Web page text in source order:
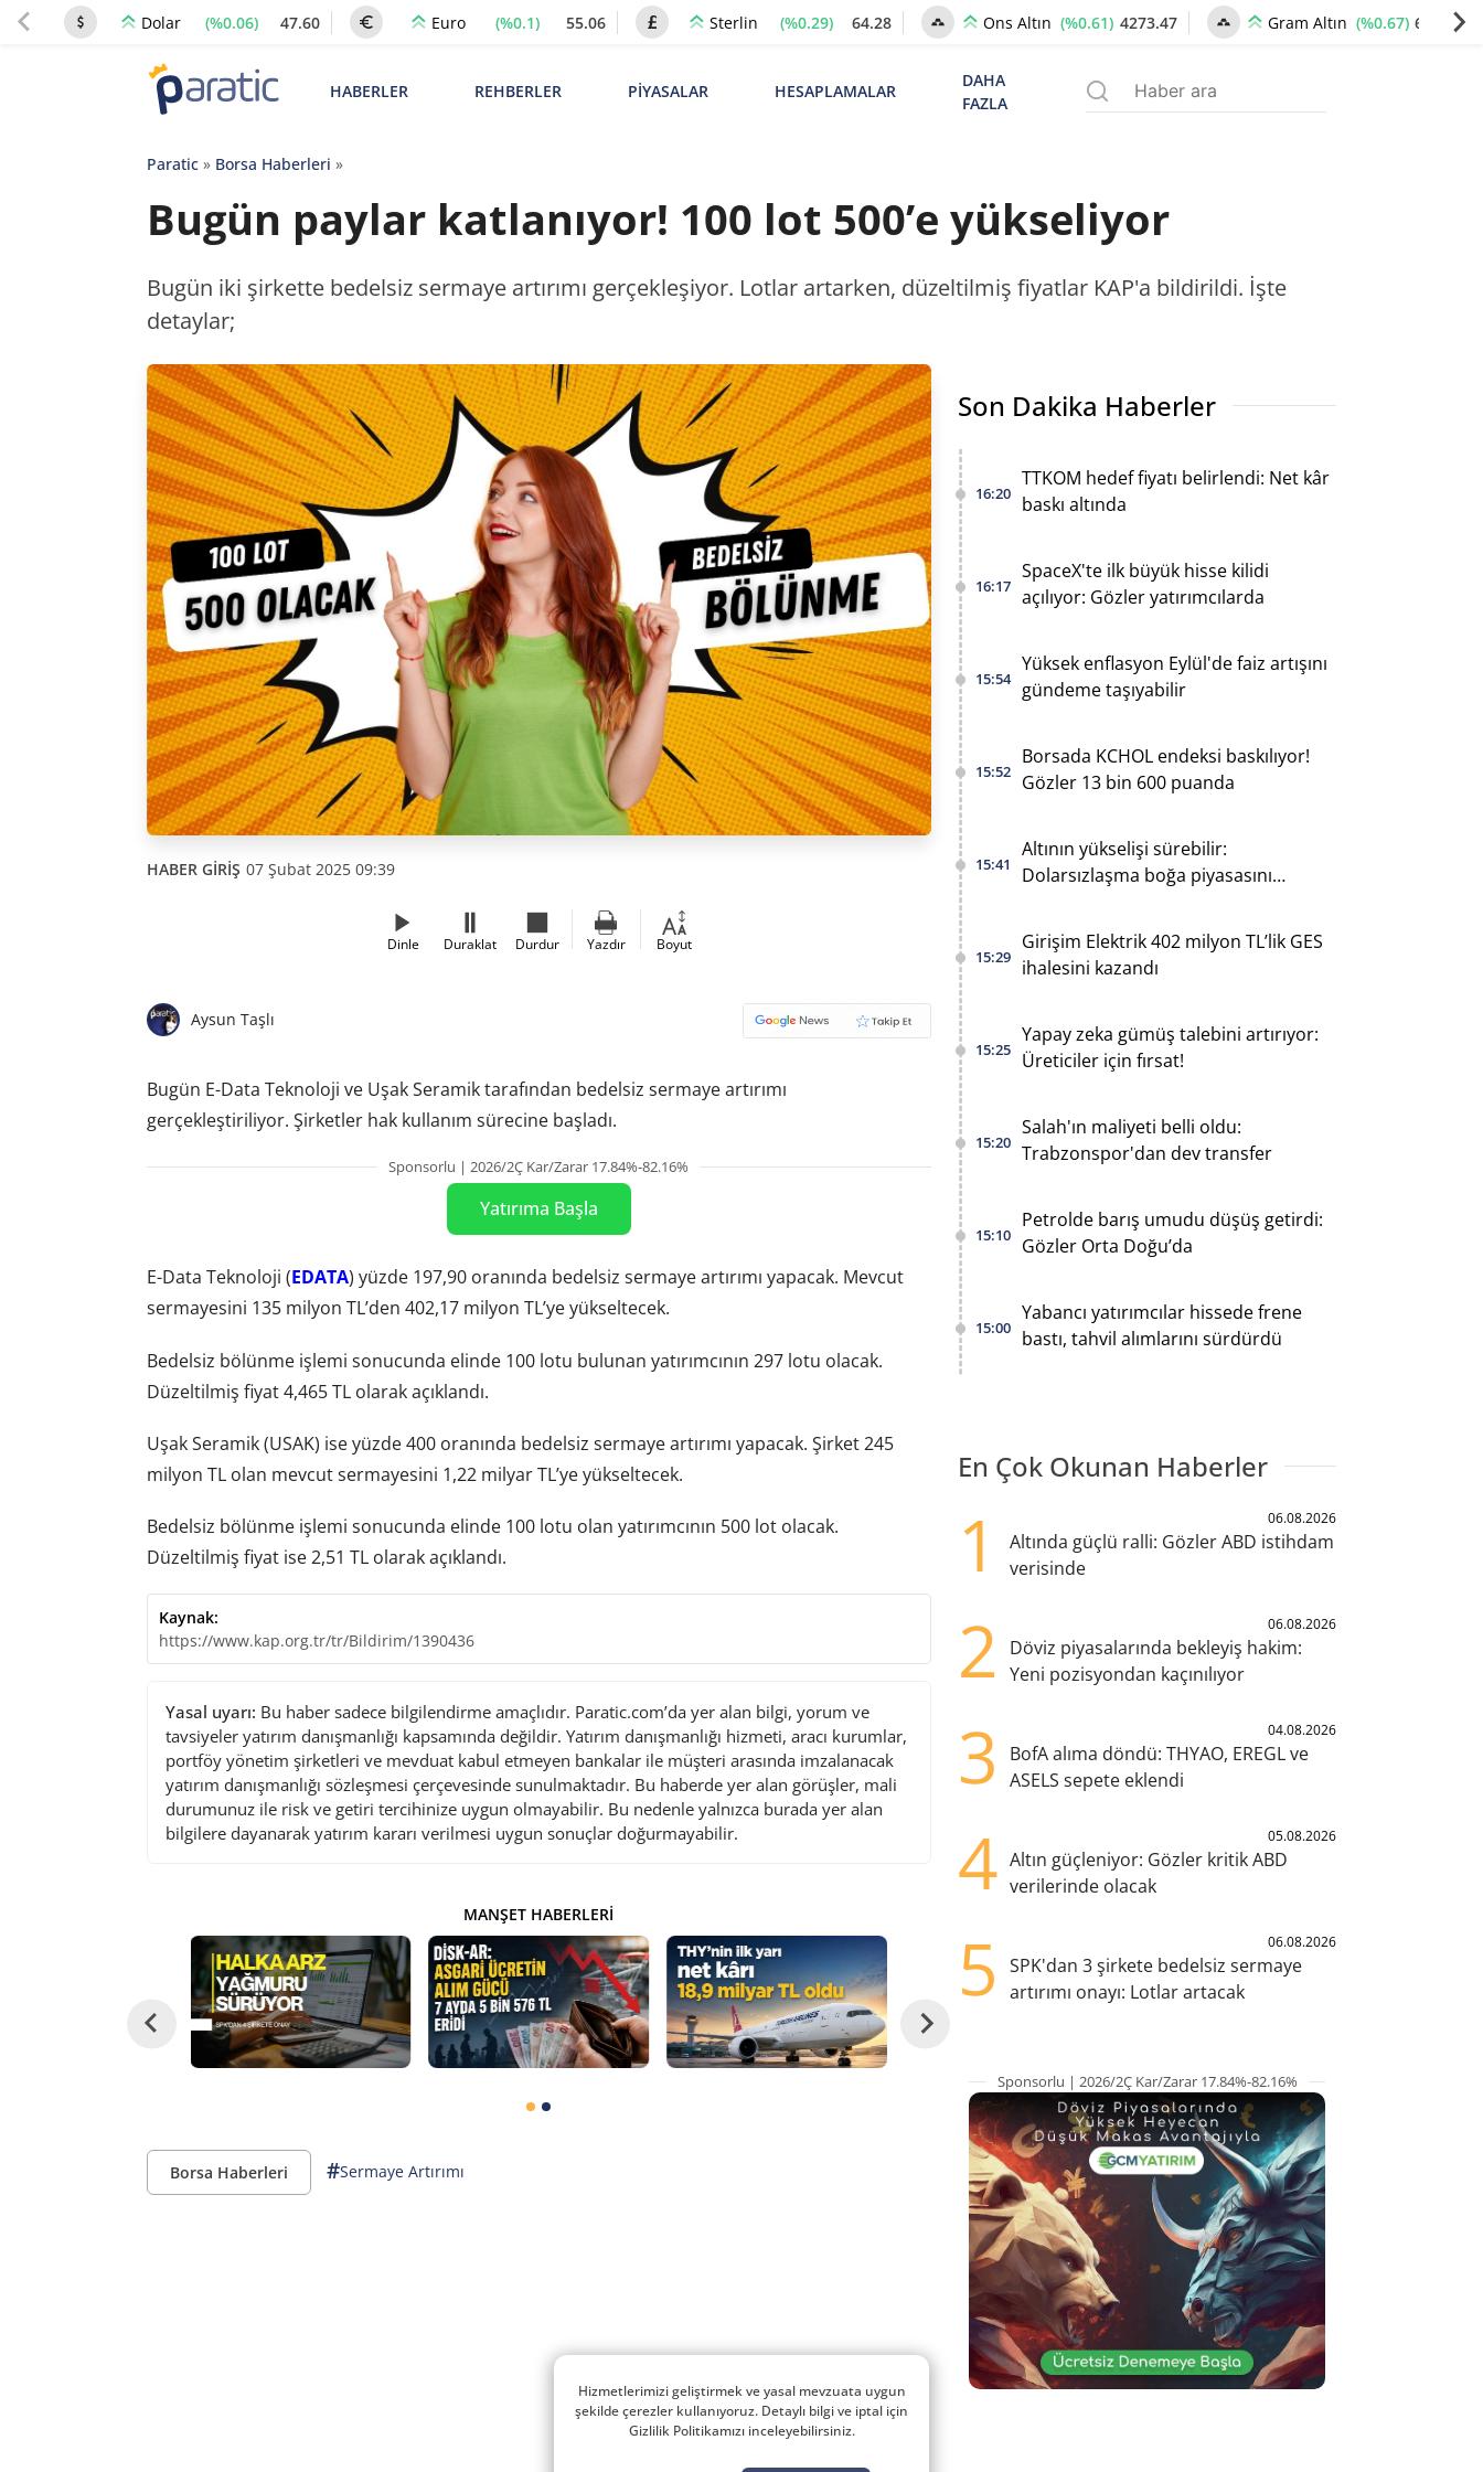
Dolar (%0.06) 47.60 Euro (%0.1) 55.06 Sterlin (%0.29) 64.28 Ons Altın (%0.61) 4273.47 Gram Altın (%0.67) 6539.83
HABERLER REHBERLER PİYASALAR HESAPLAMALAR
DAHA
FAZLA
Paratic» Borsa Haberleri »
Bugün paylar katlanıyor! 100 lot 500’e yükseliyor
Bugün iki şirkette bedelsiz sermaye artırımı gerçekleşiyor. Lotlar artarken, düzeltilmiş fiyatlar KAP'a bildirildi. İşte
detaylar;
HABER GİRİŞ 07 Şubat 2025 09:39
Dinle Duraklat Durdur Yazdır Boyut
Aysun Taşlı
Bugün E-Data Teknoloji ve Uşak Seramik tarafından bedelsiz sermaye artırımı
gerçekleştiriliyor. Şirketler hak kullanım sürecine başladı.
Sponsorlu | 2026/2Ç Kar/Zarar 17.84%-82.16%
Yatırıma Başla
E-Data Teknoloji (EDATA) yüzde 197,90 oranında bedelsiz sermaye artırımı yapacak. Mevcut
sermayesini 135 milyon TL’den 402,17 milyon TL’ye yükseltecek.
Bedelsiz bölünme işlemi sonucunda elinde 100 lotu bulunan yatırımcının 297 lotu olacak.
Düzeltilmiş fiyat 4,465 TL olarak açıklandı.
Uşak Seramik (USAK) ise yüzde 400 oranında bedelsiz sermaye artırımı yapacak. Şirket 245
milyon TL olan mevcut sermayesini 1,22 milyar TL’ye yükseltecek.
Bedelsiz bölünme işlemi sonucunda elinde 100 lotu olan yatırımcının 500 lot olacak.
Düzeltilmiş fiyat ise 2,51 TL olarak açıklandı.
Kaynak:
https://www.kap.org.tr/tr/Bildirim/1390436
Yasal uyarı: Bu haber sadece bilgilendirme amaçlıdır. Paratic.com’da yer alan bilgi, yorum ve
tavsiyeler yatırım danışmanlığı kapsamında değildir. Yatırım danışmanlığı hizmeti, aracı kurumlar,
portföy yönetim şirketleri ve mevduat kabul etmeyen bankalar ile müşteri arasında imzalanacak
yatırım danışmanlığı sözleşmesi çerçevesinde sunulmaktadır. Bu haberde yer alan görüşler, mali
durumunuz ile risk ve getiri tercihinize uygun olmayabilir. Bu nedenle yalnızca burada yer alan
bilgilere dayanarak yatırım kararı verilmesi uygun sonuçlar doğurmayabilir.
MANŞET HABERLERI
Borsa Haberleri #Sermaye Artırımı
Son Dakika Haberler
16:20
TTKOM hedef fiyatı belirlendi: Net kâr
baskı altında
16:17
SpaceX'te ilk büyük hisse kilidi
açılıyor: Gözler yatırımcılarda
15:54
Yüksek enflasyon Eylül'de faiz artışını
gündeme taşıyabilir
15:52
Borsada KCHOL endeksi baskılıyor!
Gözler 13 bin 600 puanda
15:41
Altının yükselişi sürebilir:
Dolarsızlaşma boğa piyasasını
15:29
Girişim Elektrik 402 milyon TL’lik GES
ihalesini kazandı
15:25
Yapay zeka gümüş talebini artırıyor:
Üreticiler için fırsat!
15:20
Salah'ın maliyeti belli oldu:
Trabzonspor'dan dev transfer
15:10
Petrolde barış umudu düşüş getirdi:
Gözler Orta Doğu’da
15:00
Yabancı yatırımcılar hissede frene
bastı, tahvil alımlarını sürdürdü
En Çok Okunan Haberler
1 06.08.2026
Altında güçlü ralli: Gözler ABD istihdam
verisinde
2 06.08.2026
Döviz piyasalarında bekleyiş hakim:
Yeni pozisyondan kaçınılıyor
3 04.08.2026
BofA alıma döndü: THYAO, EREGL ve
ASELS sepete eklendi
4 05.08.2026
Altın güçleniyor: Gözler kritik ABD
verilerinde olacak
5 06.08.2026
SPK'dan 3 şirkete bedelsiz sermaye
artırımı onayı: Lotlar artacak
Sponsorlu | 2026/2Ç Kar/Zarar 17.84%-82.16%
Hizmetlerimizi geliştirmek ve yasal mevzuata uygun
şekilde çerezler kullanıyoruz. Detaylı bilgi ve iptal için
Gizlilik Politikamızı inceleyebilirsiniz.